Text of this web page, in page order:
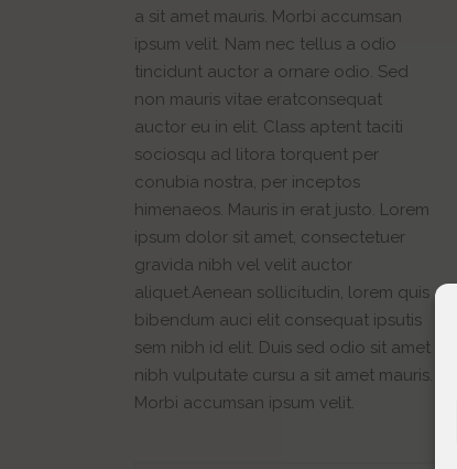
a sit amet mauris. Morbi accumsan
ipsum velit. Nam nec tellus a odio
tincidunt auctor a ornare odio. Sed
non mauris vitae eratconsequat
auctor eu in elit. Class aptent taciti
sociosqu ad litora torquent per
conubia nostra, per inceptos
himenaeos. Mauris in erat justo. Lorem
ipsum dolor sit amet, consectetuer
gravida nibh vel velit auctor
aliquet.Aenean sollicitudin, lorem quis
bibendum auci elit consequat ipsutis
sem nibh id elit. Duis sed odio sit amet
nibh vulputate cursu a sit amet mauris.
Morbi accumsan ipsum velit.